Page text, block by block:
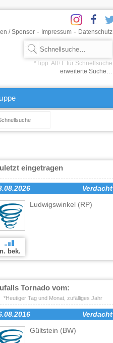
/ Sponsor - Impressum - Datenschutz
erweiterte Suche…
eingetragen
Verdacht
Ludwigswinkel (RP)
n. bek.
Tornado vom:
*Heutiger Tag und Monat, zufälliges Jahr
Verdacht
Gültstein (BW)